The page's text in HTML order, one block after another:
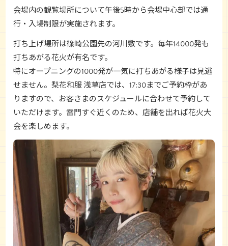
会場内の観覧場所について午後5時から会場中心部では通
行・入場制限が実施されます。
打ち上げ場所は篠崎公園先の河川敷です。毎年14000発も
打ちあがる花火が有名です。
特にオープニングの1000発が一気に打ちあがる様子は見逃
せません。梨花和服 浅草店では、17:30までご予約枠があ
りますので、お客さまのスケジュールに合わせて予約して
いただけます。雷門すぐ近くのため、店舗を出れば花火大
会を楽しめます。